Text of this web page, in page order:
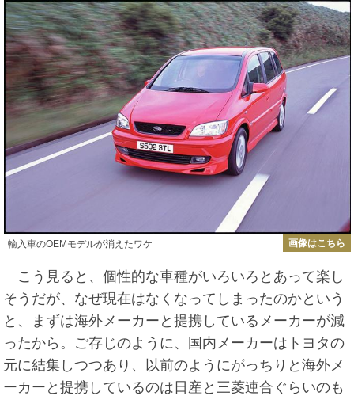
輸入車のOEMモデルが消えたワケ 画像はこちら
こう見ると、個性的な車種がいろいろとあって楽し
そうだが、なぜ現在はなくなってしまったのかという
と、まずは海外メーカーと提携しているメーカーが減
ったから。ご存じのように、国内メーカーはトヨタの
元に結集しつつあり、以前のようにがっちりと海外メ
ーカーと提携しているのは日産と三菱連合ぐらいのも